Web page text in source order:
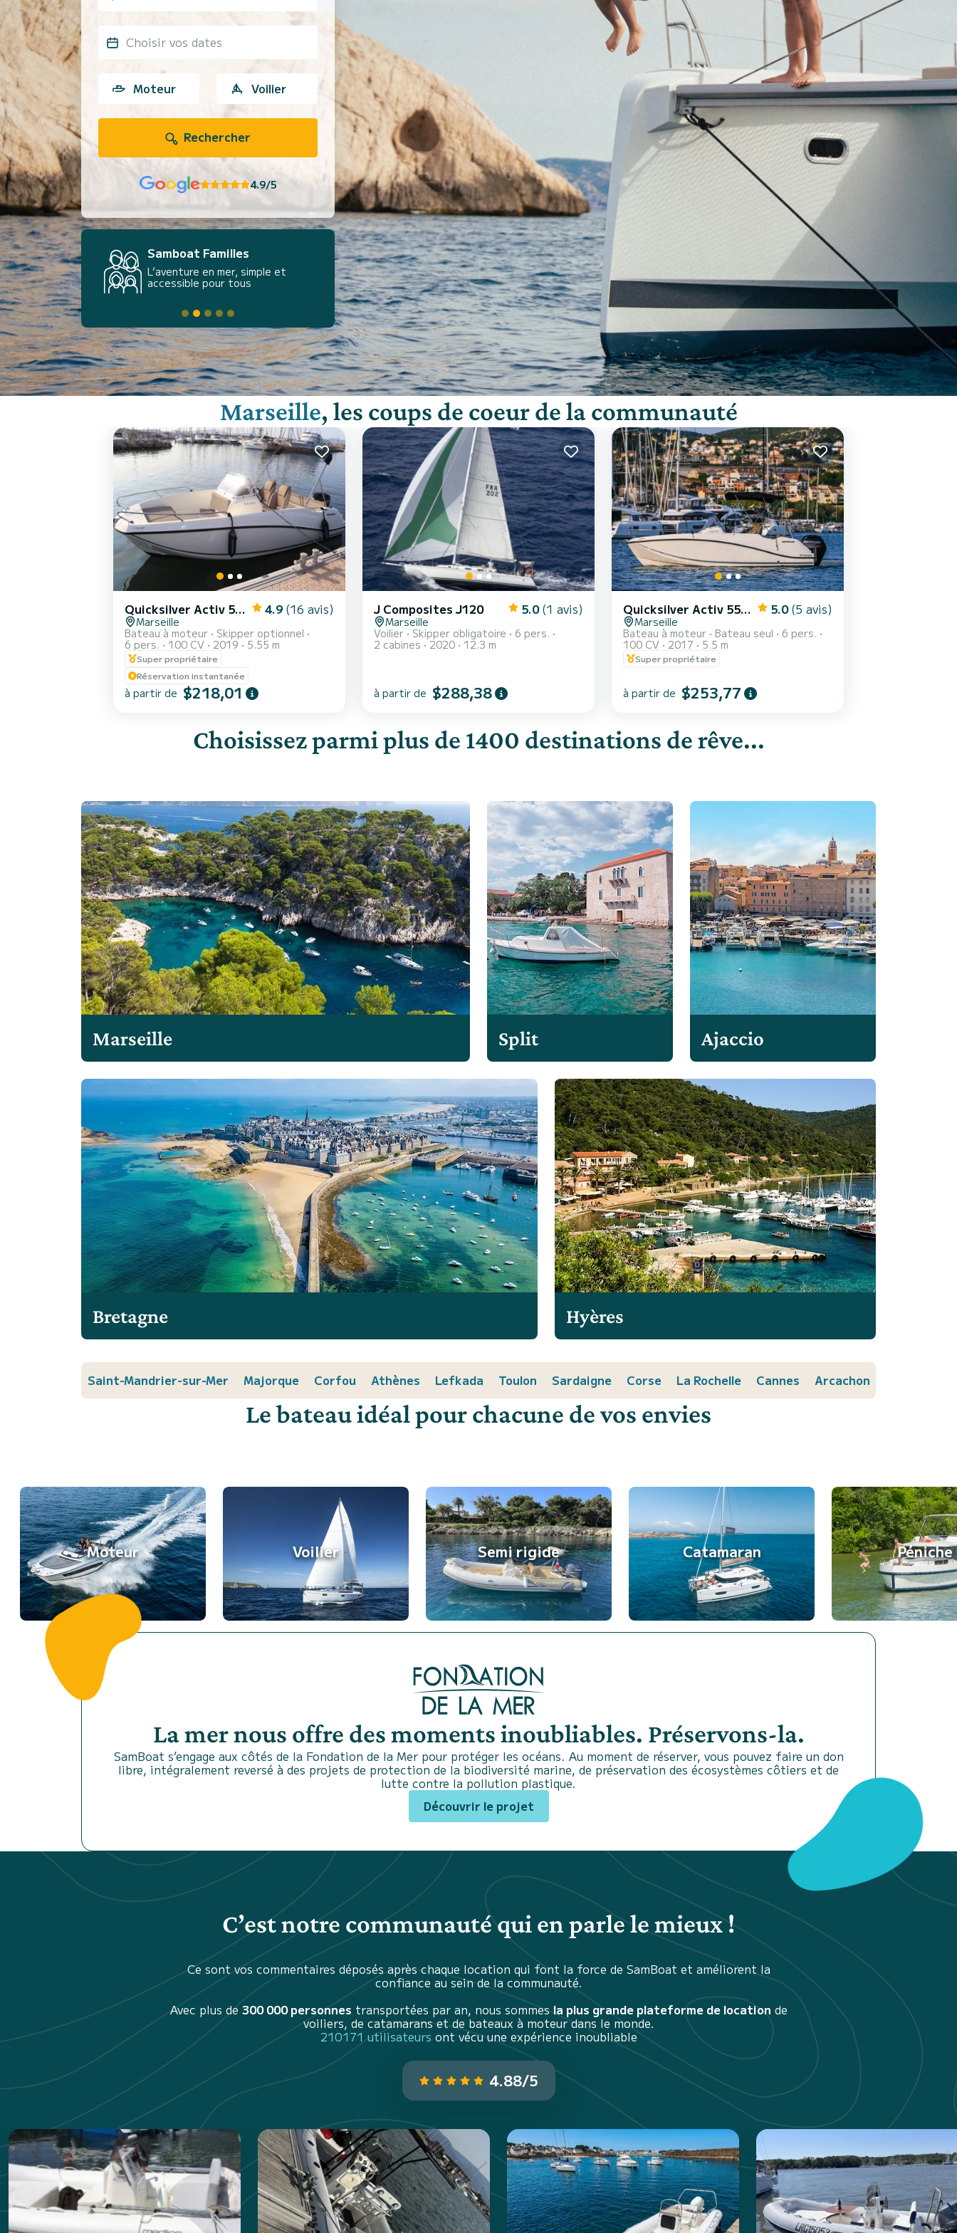
Choisir vos dates
Moteur Voilier
Rechercher
4.9/5
Samboat Familles
L’aventure en mer, simple et
accessible pour tous
Marseille, les coups de coeur de la communauté
Quicksilver Activ 555 Open 4.9 (16 avis)
Marseille
Bateau à moteur
Skipper optionnel
6 pers.
100 CV 2019 5.55 m
Super propriétaire
Réservation instantanée
à partir de $218,01
J Composites J120 5.0 (1 avis)
Marseille
Voilier
Skipper obligatoire
6 pers.
2 cabines
2020 12.3 m
à partir de $288,38
Quicksilver Activ 555 Open 5.0 (5 avis)
Marseille
Bateau à moteur
Bateau seul
6 pers.
100 CV
2017 5.5 m
Super propriétaire
à partir de $253,77
Choisissez parmi plus de 1400 destinations de rêve...
Marseille Split Ajaccio
Bretagne Hyères
Saint-Mandrier-sur-Mer Majorque Corfou Athènes Lefkada Toulon Sardaigne Corse La Rochelle Cannes Arcachon
Le bateau idéal pour chacune de vos envies
Moteur Voilier Semi rigide Catamaran Péniche
La mer nous offre des moments inoubliables. Préservons-la.
SamBoat s’engage aux côtés de la Fondation de la Mer pour protéger les océans. Au moment de réserver, vous pouvez faire un don
libre, intégralement reversé à des projets de protection de la biodiversité marine, de préservation des écosystèmes côtiers et de
lutte contre la pollution plastique.
Découvrir le projet
C’est notre communauté qui en parle le mieux !
Ce sont vos commentaires déposés après chaque location qui font la force de SamBoat et améliorent la
confiance au sein de la communauté.
Avec plus de300 000 personnes transportées par an, nous sommesla plus grande plateforme de location de
voiliers, de catamarans et de bateaux à moteur dans le monde.
210171 utilisateurs ont vécu une expérience inoubliable
4.88/5